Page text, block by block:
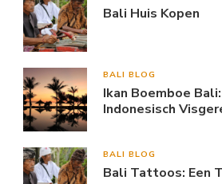
Bali Huis Kopen
BALI BLOG
Ikan Boemboe
Indonesisch
BALI BLOG
Bali Tattoos: Een